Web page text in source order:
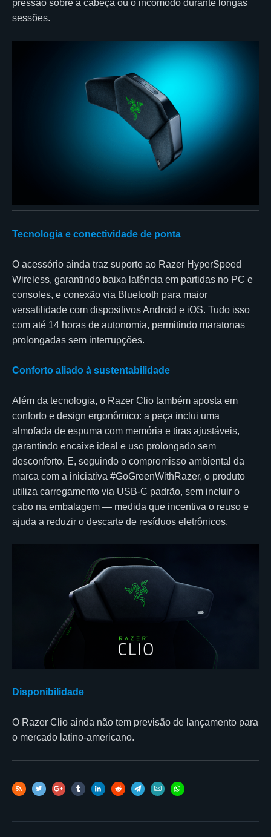
pressão sobre a cabeça ou o incômodo durante longas
sessões.
Tecnologia e conectividade de ponta
O acessório ainda traz suporte ao Razer HyperSpeed
Wireless, garantindo baixa latência em partidas no PC e
consoles, e conexão via Bluetooth para maior
versatilidade com dispositivos Android e iOS. Tudo isso
com até 14 horas de autonomia, permitindo maratonas
prolongadas sem interrupções.
Conforto aliado à sustentabilidade
Além da tecnologia, o Razer Clio também aposta em
conforto e design ergonômico: a peça inclui uma
almofada de espuma com memória e tiras ajustáveis,
garantindo encaixe ideal e uso prolongado sem
desconforto. E, seguindo o compromisso ambiental da
marca com a iniciativa #GoGreenWithRazer, o produto
utiliza carregamento via USB-C padrão, sem incluir o
cabo na embalagem — medida que incentiva o reuso e
ajuda a reduzir o descarte de resíduos eletrônicos.
Disponibilidade
O Razer Clio ainda não tem previsão de lançamento para
o mercado latino-americano.